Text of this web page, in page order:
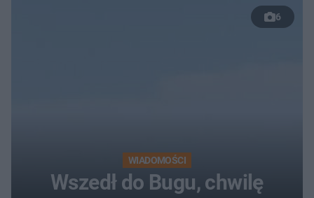
6
WIADOMOŚCI
Wszedł do Bugu, chwilę